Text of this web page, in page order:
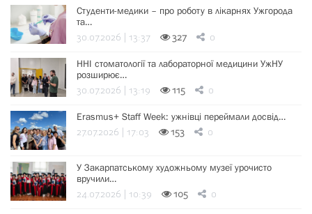
Студенти-медики – про роботу в лікарнях Ужгорода
та…
30.07.2026 | 13:37 327 0
ННІ стоматології та лабораторної медицини УжНУ
розширює…
30.07.2026 | 13:19 115 0
Erasmus+ Staff Week: ужнівці переймали досвід…
27.07.2026 | 17:03 153 0
У Закарпатському художньому музеї урочисто
вручили…
24.07.2026 | 10:39 105 0